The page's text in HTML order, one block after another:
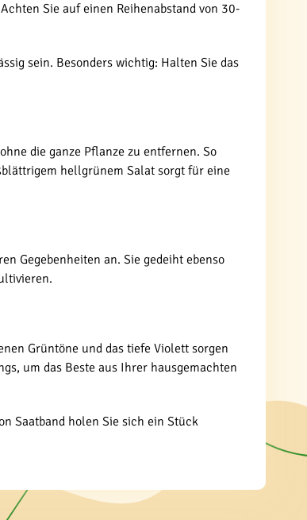
Sie auf einen Reihenabstand von 30-
sein. Besonders wichtig: Halten Sie das
die ganze Pflanze zu entfernen. So
hellgrünem Salat sorgt für eine
Gegebenheiten an. Sie gedeiht ebenso
Grüntöne und das tiefe Violett sorgen
um das Beste aus Ihrer hausgemachten
Saatband holen Sie sich ein Stück